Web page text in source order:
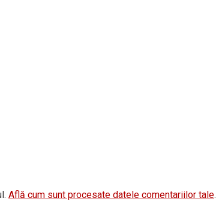
Află cum sunt procesate datele comentariilor tale.